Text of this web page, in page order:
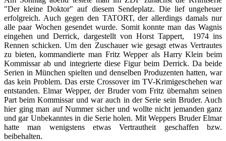
"Der kleine Doktor" auf diesem Sendeplatz. Die lief ungeheuer
erfolgreich. Auch gegen den TATORT, der allerdings damals nur
alle paar Wochen gesendet wurde. Somit konnte man das Wagnis
eingehen und Derrick, dargestellt von Horst Tappert, 1974 ins
Rennen schicken. Um den Zuschauer wie gesagt etwas Vertrautes
zu bieten, kommandierte man Fritz Wepper als Harry Klein beim
Kommissar ab und integrierte diese Figur beim Derrick. Da beide
Serien in München spielten und denselben Produzenten hatten, war
das kein Problem. Das erste Crossover im TV-Krimigeschehen war
entstanden. Elmar Wepper, der Bruder vom Fritz übernahm seinen
Part beim Kommissar und war auch in der Serie sein Bruder. Auch
hier ging man auf Nummer sicher und wollte nicht jemanden ganz
und gar Unbekanntes in die Serie holen. MitWeppers Bruder Elmar
hatte man wenigstens etwas Vertrautheit geschaffen bzw.
beibehalten.